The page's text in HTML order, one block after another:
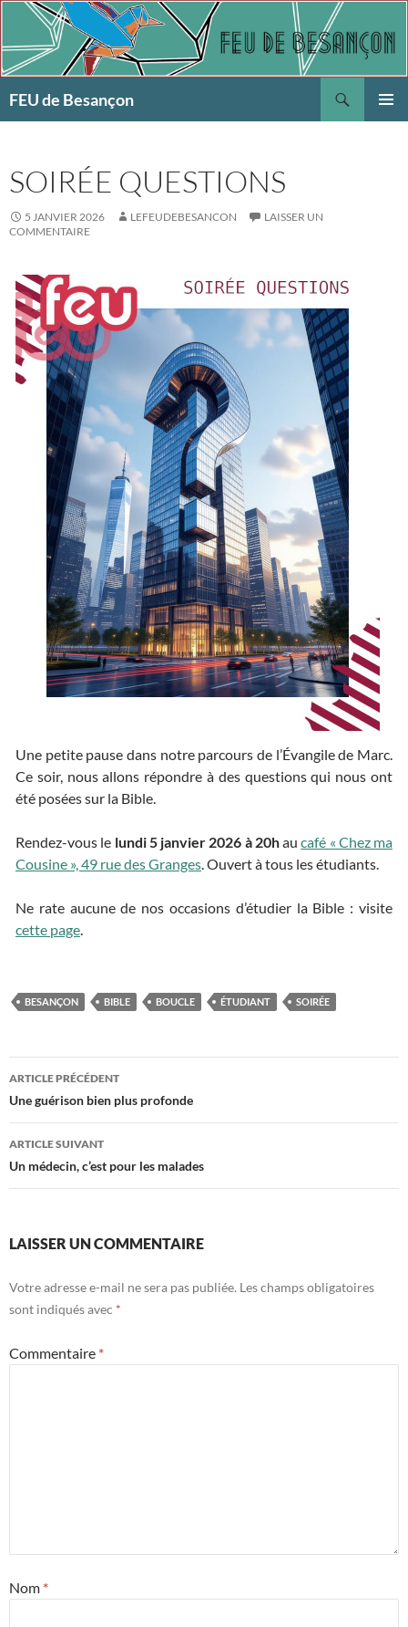
Aller
contenu
FEU de Besançon
SOIRÉE QUESTIONS
5 JANVIER 2026 LEFEUDEBESANCON
LAISSER UN
COMMENTAIRE
Une petite pause dans notre parcours de l’Évangile de Marc.
Ce soir, nous allons répondre à des questions qui nous ont
été posées sur la Bible.
Rendez-vous le lundi 5 janvier 2026 à 20haucafé « Chez ma
Cousine », 49 rue des Granges. Ouvert à tous les étudiants.
Ne rate aucune de nos occasions d’étudier la Bible : visite
cette page.
BESANÇON BIBLE BOUCLE ÉTUDIANT SOIRÉE
Navigation
des
articles
ARTICLE PRÉCÉDENT
Une guérison bien plus profonde
ARTICLE SUIVANT
Un médecin, c’est pour les malades
LAISSER UN COMMENTAIRE
Votre adresse e-mail ne sera pas publiée. Les champs obligatoires
sont indiqués avec *
Commentaire *
Nom *